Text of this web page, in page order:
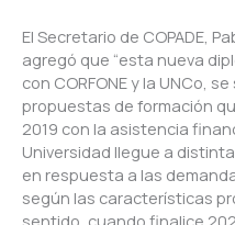
El Secretario de COPADE,
agregó que “esta nueva
con CORFONE y la UNCo,
propuestas de formación
2019 con la asistencia
Universidad llegue a
en respuesta a las
según las características
sentido, cuando finalice